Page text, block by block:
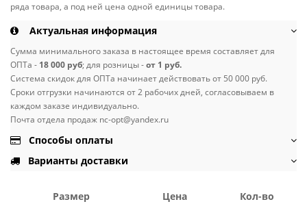
ряда товара, а под ней цена одной единицы товара.
Актуальная информация
Сумма минимального заказа в настоящее время составляет для
ОПТа - 18 000 руб; для розницы -от 1 руб.
Система скидок для ОПТа начинает действовать от 50 000 руб.
Сроки отгрузки начинаются от 2 рабочих дней, согласовываем в
каждом заказе индивидуально.
Почта отдела продаж nc-opt@yandex.ru
Способы оплаты
Варианты доставки
Размер Цена
Кол-во